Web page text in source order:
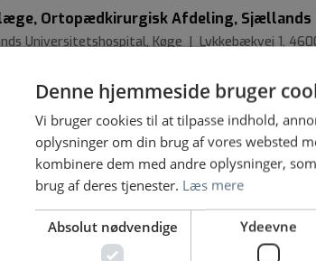
Ortopædkirurgisk Afdeling, Sjællands
Universitetshospital, Køge | Lykkebækvej 1,
& Cheflæge | Ortopædisk kirurgi
med på holdet? - Speciallægestilling
Universitetshospital, Roskilde | Sygehusvej 10,
Overlæge & Speciallæge | Gynækologi og
overlæge i neonatologi til Afdeling for
Roskilde
Denne hjemmeside bruger
Vi bruger cookies til at tilpasse indhold,
oplysninger om din brug af vores websted
kombinere dem med andre oplysninger,
brug af deres tjenester. Læs mere
Absolut nødvendige Ydeevne